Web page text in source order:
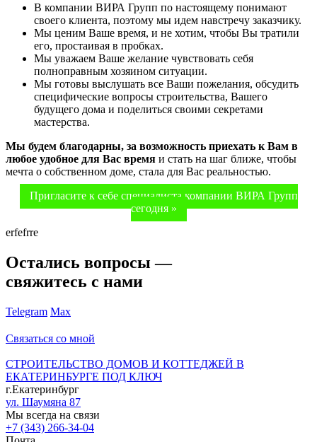
В компании ВИРА Групп по настоящему понимают
своего клиента, поэтому мы идем навстречу заказчику.
Мы ценим Ваше время, и не хотим, чтобы Вы тратили
его, простаивая в пробках.
Мы уважаем Ваше желание чувствовать себя
полноправным хозяином ситуации.
Мы готовы выслушать все Ваши пожелания, обсудить
специфические вопросы строительства, Вашего
будущего дома и поделиться своими секретами
мастерства.
Мы будем благодарны, за возможность приехать к Вам в
любое удобное для Вас время и стать на шаг ближе, чтобы
мечта о собственном доме, стала для Вас реальностью.
Пригласите к себе специалиста компании ВИРА Групп
сегодня »
erfefrre
Остались вопросы —
свяжитесь с нами
Telegram Max
Связаться со мной
СТРОИТЕЛЬСТВО ДОМОВ И КОТТЕДЖЕЙ В
ЕКАТЕРИНБУРГЕ ПОД КЛЮЧ
г.Екатеринбург
ул. Шаумяна 87
Мы всегда на связи
+7 (343) 266-34-04